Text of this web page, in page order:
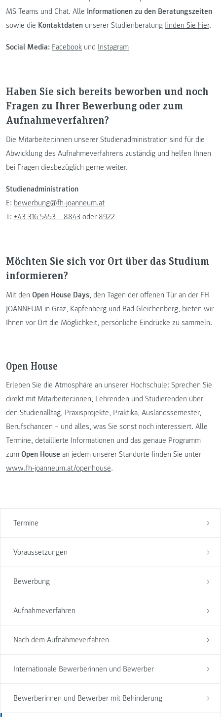
Termine
Voraussetzungen
Bewerbung
Aufnahmeverfahren
Nach dem Aufnahmeverfahren
Internationale Bewerberinnen und Bewerber
Bewerberinnen und Bewerber mit Behinderung
MS Teams und Chat. Alle Informationen zu den Beratungszeiten
sowie die Kontaktdaten unserer Studienberatung finden Sie hier.
Social Media: Facebook und Instagram
Haben Sie sich bereits beworben und noch
Fragen zu Ihrer Bewerbung oder zum
Aufnahmeverfahren?
Die Mitarbeiter:innen unserer Studienadministration sind für die
Abwicklung des Aufnahmeverfahrens zuständig und helfen Ihnen
bei Fragen diesbezüglich gerne weiter.
Studienadministration
E: bewerbung@fh-joanneum.at
T: +43 316 5453 – 8843 oder 8922
Möchten Sie sich vor Ort über das Studium
informieren?
Mit den Open House Days, den Tagen der offenen Tür an der FH
JOANNEUM in Graz, Kapfenberg und Bad Gleichenberg, bieten wir
Ihnen vor Ort die Möglichkeit, persönliche Eindrücke zu sammeln.
Open House
Erleben Sie die Atmosphäre an unserer Hochschule: Sprechen Sie
direkt mit Mitarbeiter:innen, Lehrenden und Studierenden über
den Studienalltag, Praxisprojekte, Praktika, Auslandssemester,
Berufschancen – und alles, was Sie sonst noch interessiert. Alle
Termine, detaillierte Informationen und das genaue Programm
zum Open House an jedem unserer Standorte finden Sie unter
www.fh-joanneum.at/openhouse.